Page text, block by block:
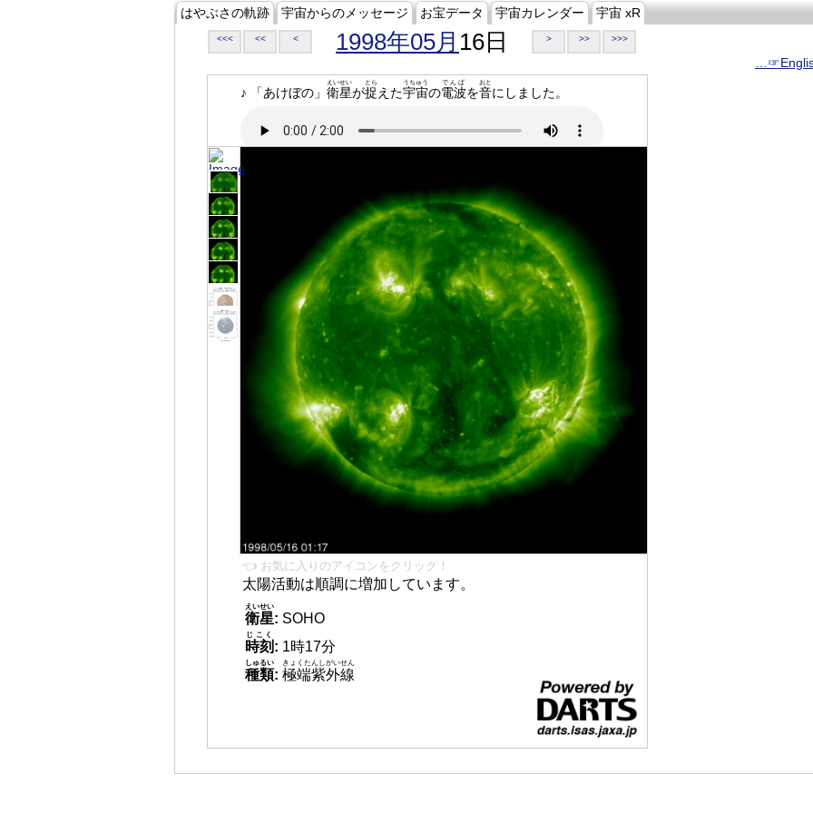
はやぶさの軌跡 宇宙からのメッセージ お宝データ 宇宙カレンダー 宇宙 xR
<<< << < 1998年05月 16日 > >> >>>
♪ 「あけぼの」 衛星
えいせい
が捉
とら
えた宇宙
うちゅう
の電波
でんぱ
を音
おと
にしました。
👈 お気に入りのアイコンをクリック！
太陽活動は順調に増加しています。
衛星
えいせい
: SOHO
時刻
じこく
: 1時17分
種類
しゅるい
: 極端紫外線
きょくたんしがいせん